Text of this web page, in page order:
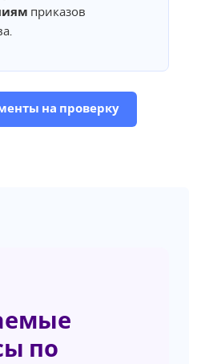
приказов
на проверку
по